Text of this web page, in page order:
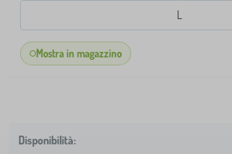
L
Mostra in magazzino